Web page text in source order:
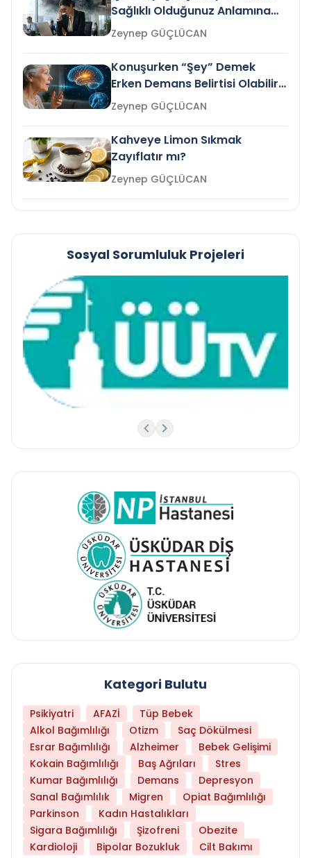
Sağlıklı Olduğunuz Anlamına
Gelir mi?Zeynep GÜÇLÜCAN
Konuşurken “Şey” Demek
Erken Demans Belirtisi Olabilir
mi?
Zeynep GÜÇLÜCAN
Kahveye Limon Sıkmak
Zayıflatır mı?
Zeynep GÜÇLÜCAN
Sosyal Sorumluluk Projeleri
Kategori Bulutu
Psikiyatri AFAZİ
Tüp Bebek
Alkol Bağımlılığı
Otizm
Saç Dökülmesi
Esrar Bağımlılığı
Alzheimer
Bebek Gelişimi
Kokain Bağımlılığı
Baş Ağrıları
Stres
Kumar Bağımlılığı
Demans
Depresyon
Sanal Bağımlılık
Migren
Opiat Bağımlılığı
Parkinson
Kadın Hastalıkları
Sigara Bağımlılığı
Şizofreni
Obezite
Kardioloji
Bipolar Bozukluk Cilt Bakımı